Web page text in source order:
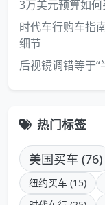
3万美元预算如
时代车行购车指
细节
后视镜调错等于
热门标签
美国买车 (76)
纽约买车 (15)